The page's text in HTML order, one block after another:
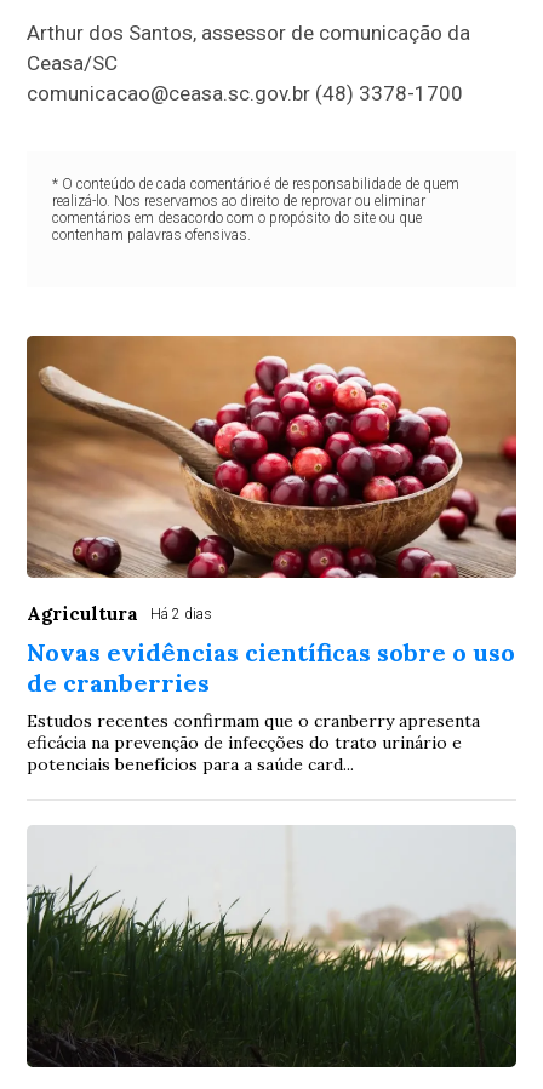
Arthur dos Santos, assessor de comunicação da
Ceasa/SC
comunicacao@ceasa.sc.gov.br (48) 3378-1700
* O conteúdo de cada comentário é de responsabilidade de quem
realizá-lo. Nos reservamos ao direito de reprovar ou eliminar
comentários em desacordo com o propósito do site ou que
contenham palavras ofensivas.
Agricultura Há 2 dias
Novas evidências científicas sobre o uso
de cranberries
Estudos recentes confirmam que o cranberry apresenta
eficácia na prevenção de infecções do trato urinário e
potenciais benefícios para a saúde card...